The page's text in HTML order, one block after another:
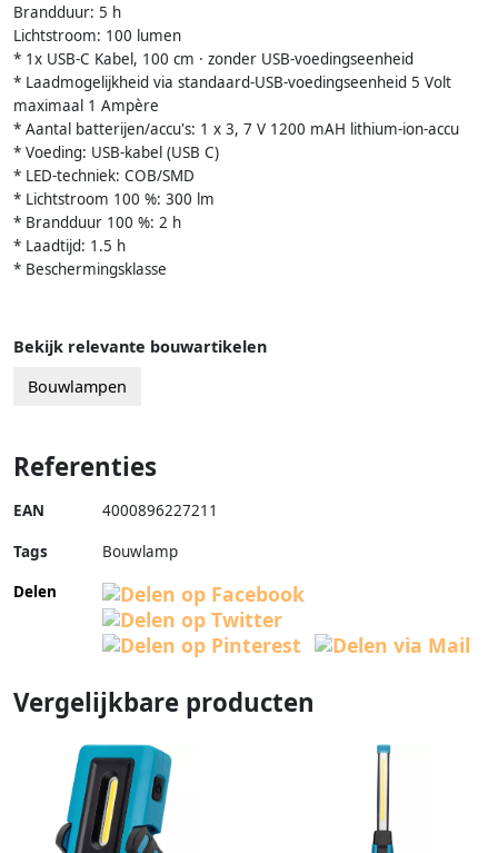
Brandduur: 5 h
Lichtstroom: 100 lumen
* 1x USB-C Kabel, 100 cm · zonder USB-voedingseenheid
* Laadmogelijkheid via standaard-USB-voedingseenheid 5 Volt
maximaal 1 Ampère
* Aantal batterijen/accu's: 1 x 3, 7 V 1200 mAH lithium-ion-accu
* Voeding: USB-kabel (USB C)
* LED-techniek: COB/SMD
* Lichtstroom 100 %: 300 lm
* Brandduur 100 %: 2 h
* Laadtijd: 1.5 h
* Beschermingsklasse
Bekijk relevante bouwartikelen
Bouwlampen
Referenties
EAN 4000896227211
Tags
Bouwlamp
Delen
Vergelijkbare producten